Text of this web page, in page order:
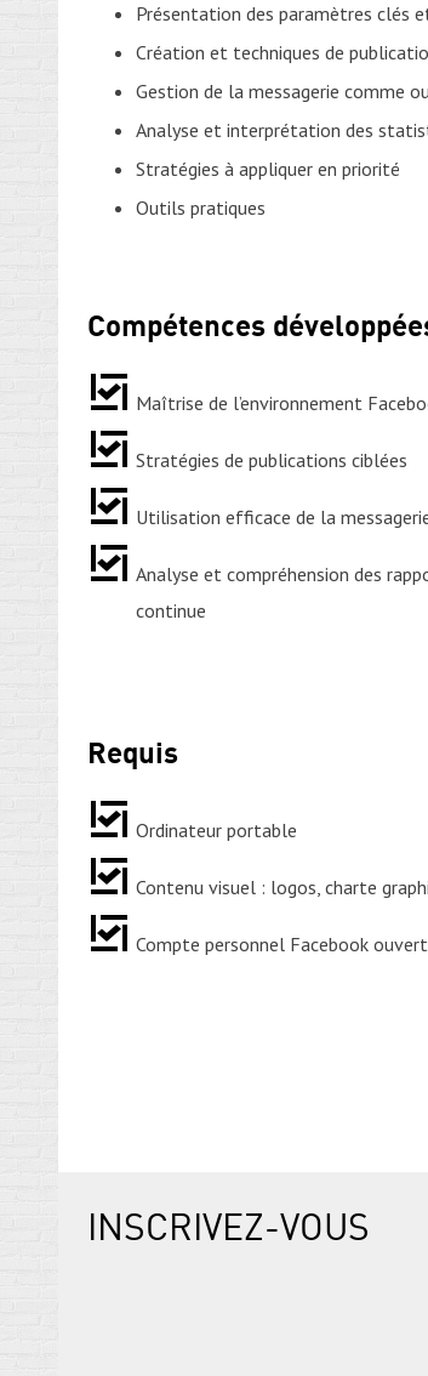
Présentation des paramètres clés
Création et techniques de
Gestion de la messagerie comme
Analyse et interprétation des
Stratégies à appliquer en priorité
Outils pratiques
Compétences
Maîtrise de l’environnement
Stratégies de publications ciblées
Utilisation efficace de la
Analyse et compréhension des
continue
Requis
Ordinateur portable
Contenu visuel : logos, charte
Compte personnel Facebook ouvert
INSCRIVEZ-VOUS